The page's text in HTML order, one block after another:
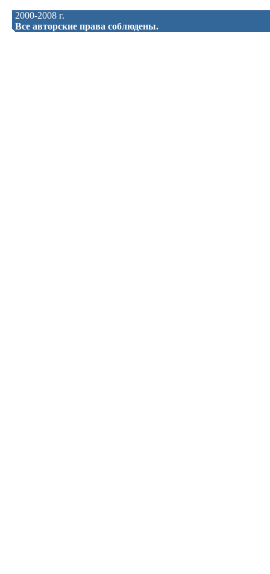
2000-2008 г.
Все авторские права соблюдены.